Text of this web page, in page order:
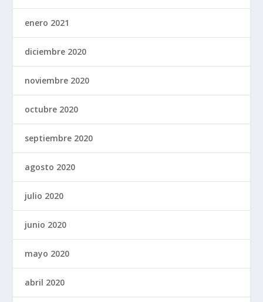
enero 2021
diciembre 2020
noviembre 2020
octubre 2020
septiembre 2020
agosto 2020
julio 2020
junio 2020
mayo 2020
abril 2020